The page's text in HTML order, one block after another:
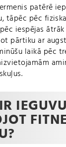
patērē
tāpēc pēc
iespējas
pārtiku ar
laikā pēc